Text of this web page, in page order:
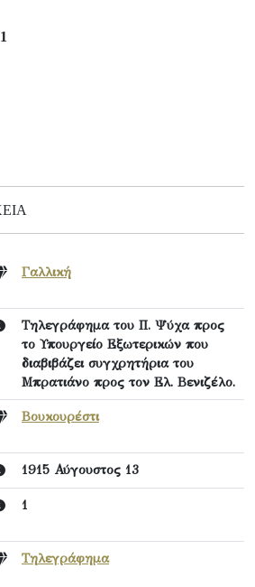
1
Γαλλική
Τηλεγράφημα του Π. Ψύχα προς
το Υπουργείο Εξωτερικών που
διαβιβάζει συγχρητήρια του
Μπρατιάνο προς τον Ελ. Βενιζέλο.
Βουκουρέστι
1915 Αύγουστος 13
1
Τηλεγράφημα